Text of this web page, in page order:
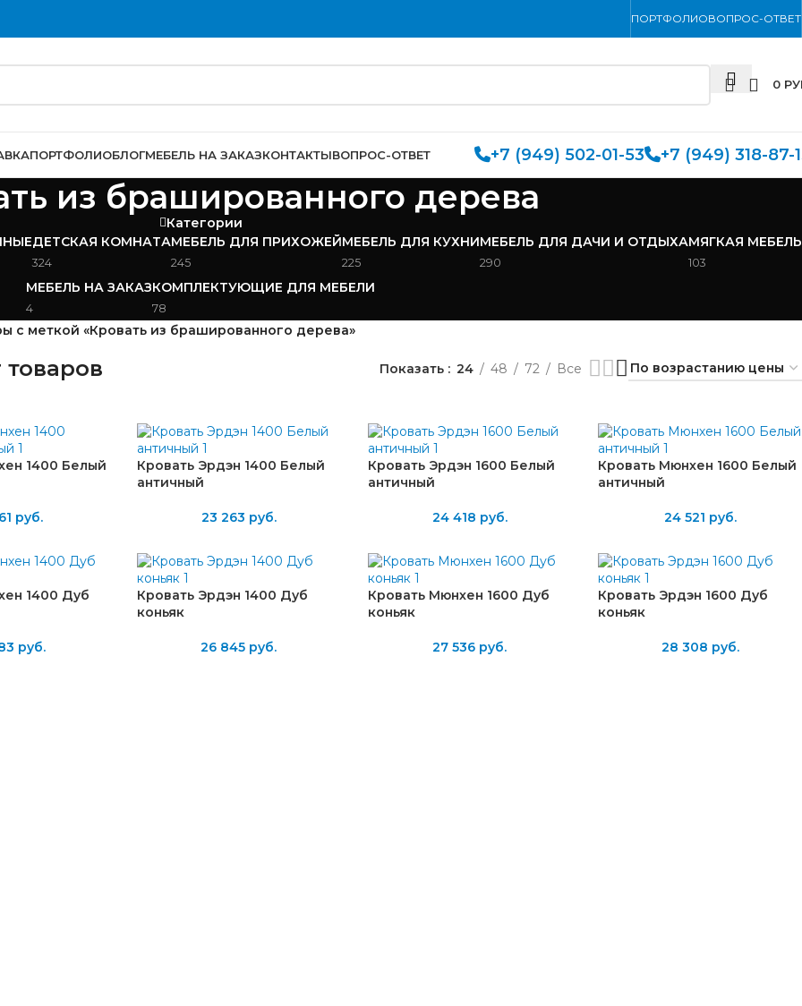
ПОРТФОЛИОВОПРОС-ОТВЕТ
0
ПОРТФОЛИОБЛОГМЕБЕЛЬ НА ЗАКАЗКОНТАКТЫВОПРОС-ОТВЕТ +7 (949) 502-01-53 +7 (949) 318-87-
из брашированного дерева
Категории
ДЕТСКАЯ КОМНАТА
324
МЕБЕЛЬ ДЛЯ ПРИХОЖЕЙ
245
МЕБЕЛЬ ДЛЯ КУХНИ
225
МЕБЕЛЬ ДЛЯ ДАЧИ И ОТДЫХА
290
МЯГКАЯ МЕБЕЛЬ
103
МЕБЕЛЬ НА ЗАКАЗ
4
КОМПЛЕКТУЮЩИЕ ДЛЯ МЕБЕЛИ
78
с меткой «Кровать из брашированного дерева»
товаров Показать 24 48 72 Все
1400 Белый
руб.
Кровать Эрдэн 1400 Белый
античный
23 263 руб.
Кровать Эрдэн 1600 Белый
античный
24 418 руб.
Кровать Мюнхен 1600 Белый
античный
24 521 руб.
1400 Дуб
руб.
Кровать Эрдэн 1400 Дуб
коньяк
26 845 руб.
Кровать Мюнхен 1600 Дуб
коньяк
27 536 руб.
Кровать Эрдэн 1600 Дуб
коньяк
28 308 руб.